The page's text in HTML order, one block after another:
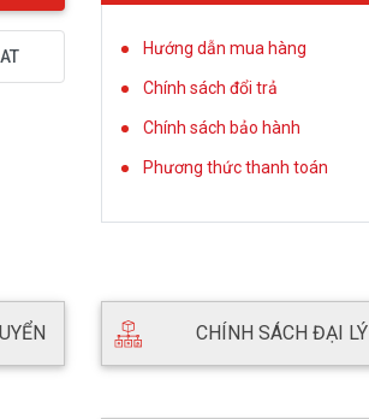
Hướng dẫn mua hàng
Chính sách đổi trả
Chính sách bảo hành
Phương thức thanh toán
CHÍNH SÁCH ĐẠI LÝ